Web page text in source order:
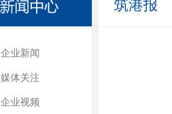
企业新闻
媒体关注
企业视频
筑港报